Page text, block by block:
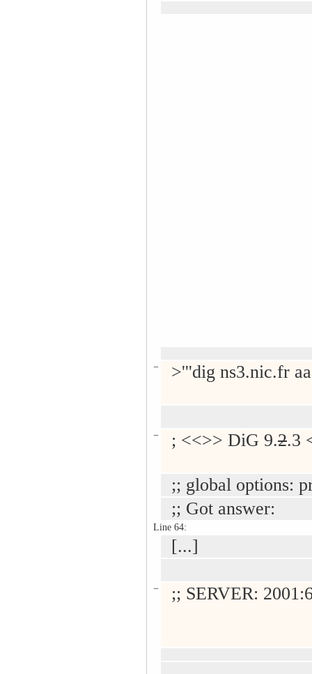
− >'''dig ns3.nic.fr
− ; <<>> DiG 9.2.3
;; global options:
;; Got answer:
Line 64:
[...]
− ;; SERVER: